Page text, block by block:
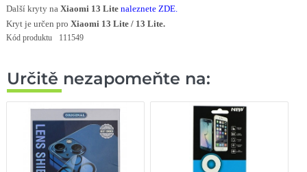
Další kryty naXiaomi 13 Lite naleznete ZDE.
Kryt je určen pro Xiaomi 13 Lite / 13 Lite.
Kód produktu 111549
Určitě nezapomeňte na: